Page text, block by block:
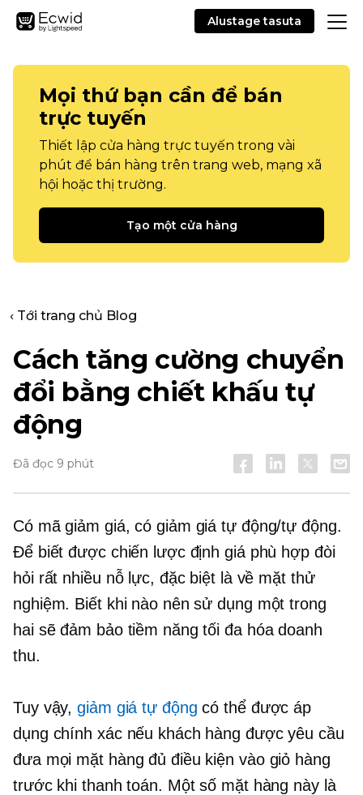
Alustage tasuta
Mọi thứ bạn cần để bán
trực tuyến
Thiết lập cửa hàng trực tuyến trong vài
phút để bán hàng trên trang web, mạng xã
hội hoặc thị trường.
Tạo một cửa hàng
‹ Tới trang chủ Blog
Cách tăng cường chuyển
đổi bằng chiết khấu tự
động
Đã đọc 9 phút
Có mã giảm giá, có giảm giá tự động/tự động.
Để biết được chiến lược định giá phù hợp đòi
hỏi rất nhiều nỗ lực, đặc biệt là về mặt thử
nghiệm. Biết khi nào nên sử dụng một trong
hai sẽ đảm bảo tiềm năng tối đa hóa doanh
thu.
Tuy vậy,giảm giá tự động có thể được áp
dụng chính xác nếu khách hàng được yêu cầu
đưa mọi mặt hàng đủ điều kiện vào giỏ hàng
trước khi thanh toán. Một số mặt hàng này là